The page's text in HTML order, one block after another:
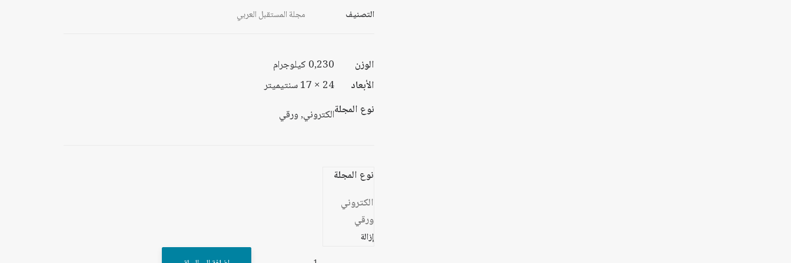
التصنيف مجلة المستقبل العربي
الوزن
0,230 كيلوجرام
الأبعاد
24 × 17 سنتيميتر
نوع المجلةالكتروني, ورقي
نوع المجلة
الكتروني
ورقي
إزالة